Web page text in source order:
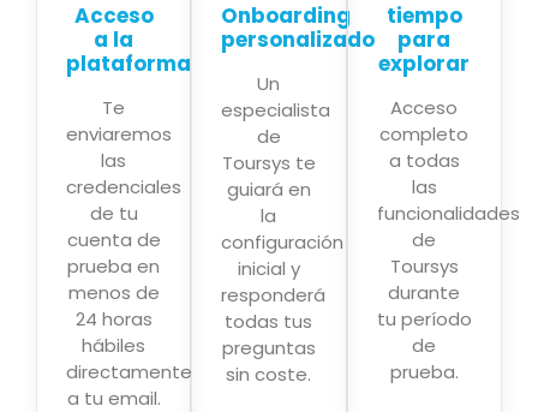
Acceso
a la
plataforma
Te
enviaremos
las
credenciales
de tu
cuenta de
prueba en
menos de
24 horas
hábiles
directamente
a tu email.
Onboarding
personalizado
Un
especialista
de
Toursys te
guiará en
la
configuración
inicial y
responderá
todas tus
preguntas
sin coste.
tiempo
para
explorar
Acceso
completo
a todas
las
funcionalidades
de
Toursys
durante
tu período
de
prueba.